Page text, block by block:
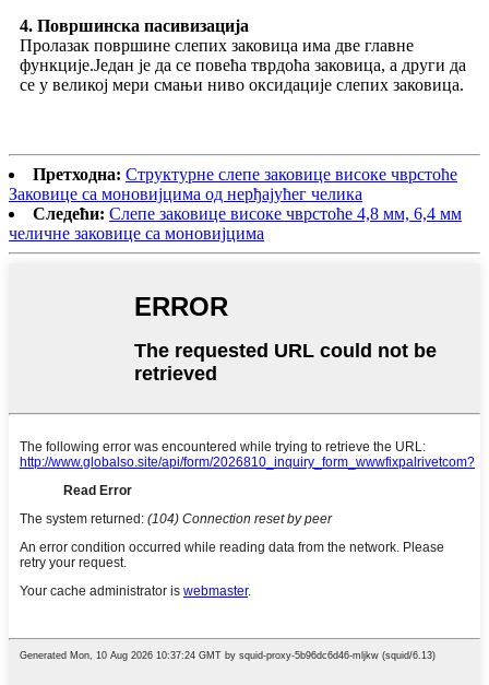
4. Површинска пасивизација
Пролазак површине слепих заковица има две главне
функције.Један је да се повећа тврдоћа заковица, а други да
се у великој мери смањи ниво оксидације слепих заковица.
Претходна: Структурне слепе заковице високе чврстоће
Заковице са моновијцима од нерђајућег челика
Следећи: Слепе заковице високе чврстоће 4,8 мм, 6,4 мм
челичне заковице са моновијцима